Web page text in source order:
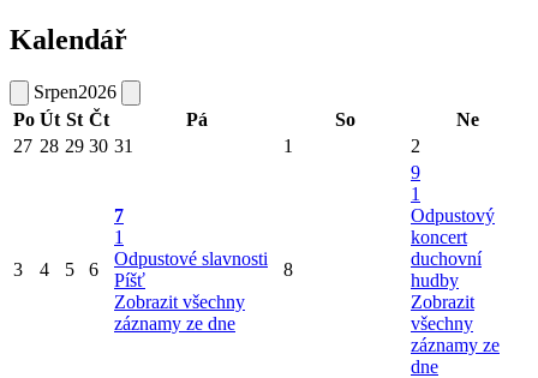
Kalendář
Srpen2026
Po Út St Čt Pá So
Ne
27 28 29 30 31 1 2
3 4 5 6
7
1
Odpustové slavnosti
Píšť
Zobrazit všechny
záznamy ze dne
8
9
1
Odpustový
koncert
duchovní
hudby
Zobrazit
všechny
záznamy ze
dne